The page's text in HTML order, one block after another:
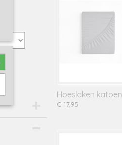
Hoeslaken katoen
€ 17,95